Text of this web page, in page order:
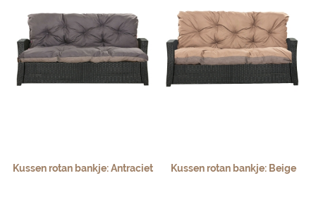
Kussen rotan bankje: Antraciet Kussen rotan bankje: Beige